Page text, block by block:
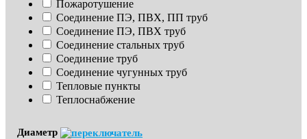
Пожаротушение
Соединение ПЭ, ПВХ, ПП труб
Соединение ПЭ, ПВХ труб
Соединение стальных труб
Соединение труб
Соединение чугунных труб
Тепловые пункты
Теплоснабжение
Диаметр